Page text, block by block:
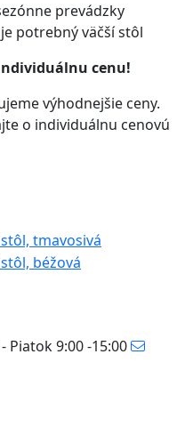
prevádzky
potrebný väčší stôl
cenu!
výhodnejšie ceny.
o individuálnu cenovú
Piatok 9:00 -15:00